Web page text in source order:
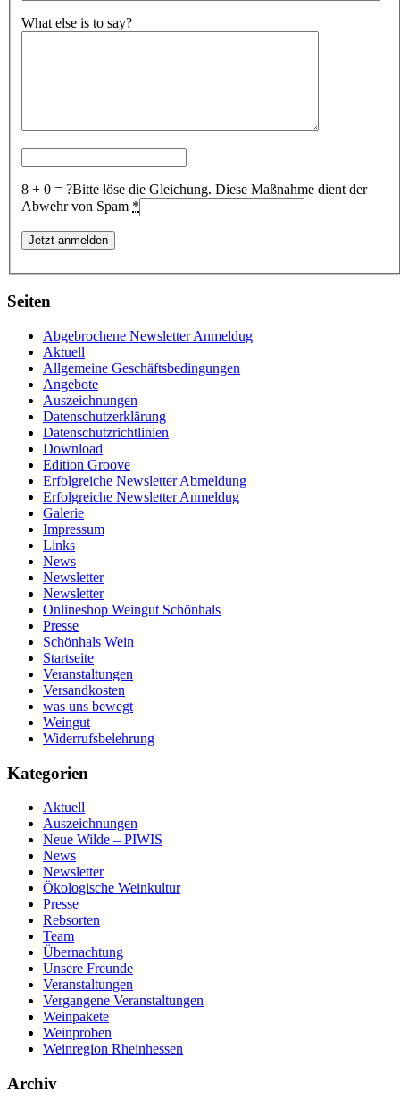
What else is to say?
8 + 0 = ?Bitte löse die Gleichung. Diese Maßnahme dient der
Abwehr von Spam *
Seiten
Abgebrochene Newsletter Anmeldug
Aktuell
Allgemeine Geschäftsbedingungen
Angebote
Auszeichnungen
Datenschutzerklärung
Datenschutzrichtlinien
Download
Edition Groove
Erfolgreiche Newsletter Abmeldung
Erfolgreiche Newsletter Anmeldug
Galerie
Impressum
Links
News
Newsletter
Newsletter
Onlineshop Weingut Schönhals
Presse
Schönhals Wein
Startseite
Veranstaltungen
Versandkosten
was uns bewegt
Weingut
Widerrufsbelehrung
Kategorien
Aktuell
Auszeichnungen
Neue Wilde – PIWIS
News
Newsletter
Ökologische Weinkultur
Presse
Rebsorten
Team
Übernachtung
Unsere Freunde
Veranstaltungen
Vergangene Veranstaltungen
Weinpakete
Weinproben
Weinregion Rheinhessen
Archiv